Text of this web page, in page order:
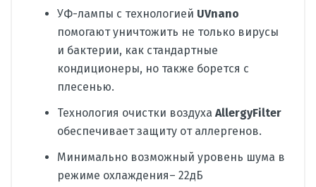
УФ-лампы с технологией UVnano
помогают уничтожить не только вирусы
и бактерии, как стандартные
кондиционеры, но также борется с
плесенью.
Технология очистки воздуха AllergyFilter
обеспечивает защиту от аллергенов.
Минимально возможный уровень шума в
режиме охлаждения– 22дБ